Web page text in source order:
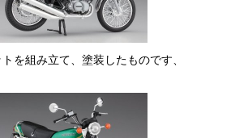
を組み立て、塗装したものです、